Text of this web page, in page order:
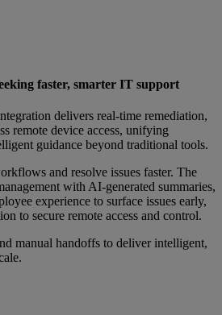
faster, smarter IT support
delivers real‑time remediation,
remote device access, unifying
guidance beyond traditional tools.
and resolve issues faster. The
with AI‑generated summaries,
experience to surface issues early,
to secure remote access and control.
manual handoffs to deliver intelligent,